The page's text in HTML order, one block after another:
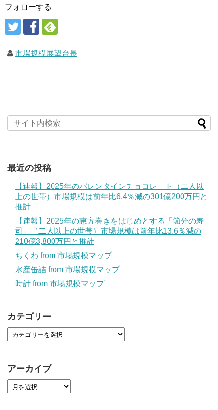
フォローする
市場規模展望台長
最近の投稿
【速報】2025年のバレンタインチョコレート（二人以
上の世帯）市場規模は前年比6.4％減の301億200万円と
推計
【速報】2025年の恵方巻きをはじめとする「節分の寿
司」（二人以上の世帯）市場規模は前年比13.6％減の
210億3,800万円と推計
ちくわ from 市場規模マップ
水産缶詰 from 市場規模マップ
時計 from 市場規模マップ
カテゴリー
アーカイブ